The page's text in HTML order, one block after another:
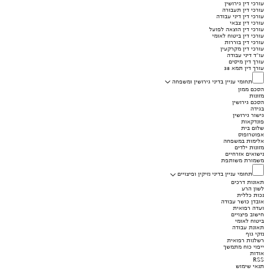
עורכי דין גירושין
עורכי דין תעבורה
עורכי דין דיני עבודה
עורכי דין צבאי
עורכי דין הוצאה לפועל
עורכי דין ביטוח לאומי
עורכי דין בוררות
עורכי דין מקרקעין
עו"ד דיני עבודה
עורך דין מיסים
עורך דין תמא 38
תחומי עניין בדיני גירושין ומשפחה
הסכם ממון
מזונות
הסכם גירושין
בגידה
גישור גירושין
פונדקאות
שלום בית
אפוטרופוס
אלימות במשפחה
מזונות ילדים
נישואים אזרחיים
משמורת משותפת
תחומי עניין בדיני נזיקין ופיצויים
תאונות דרכים
לשון הרע
נכות כללית
אובדן כושר עבודה
ועדה רפואית
חישוב פיצויים
ביטוח לאומי
תאונת עבודה
נזקי גוף
רשלנות רפואית
ייפוי כוח מתמשך
אודות
RSS
תנאי שימוש